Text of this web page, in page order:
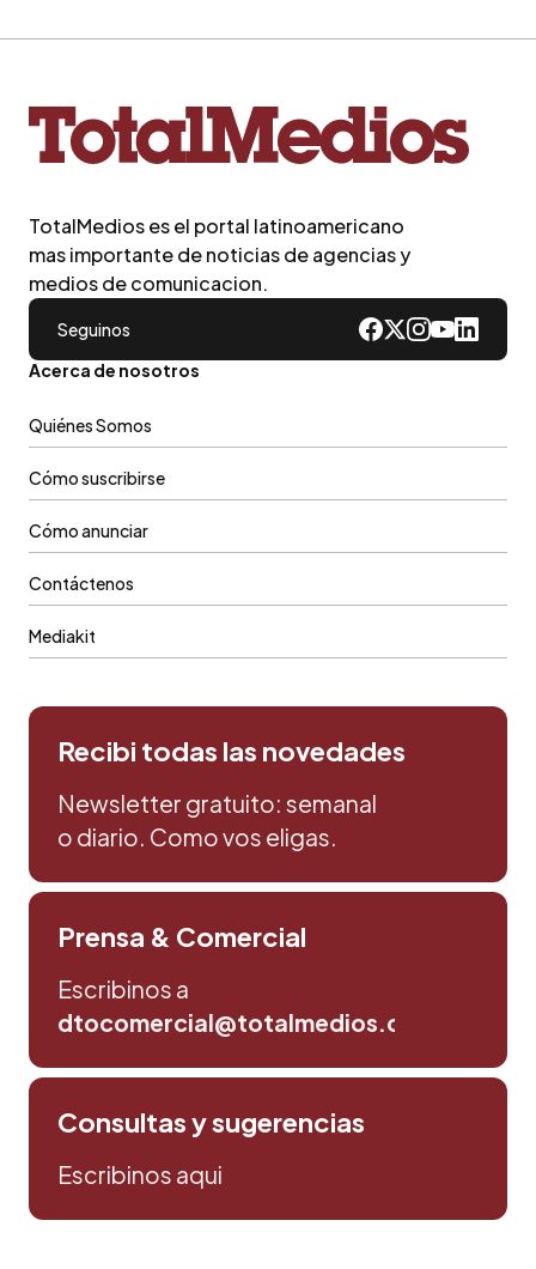
TotalMedios es el portal latinoamericano
mas importante de noticias de agencias y
medios de comunicacion.
Seguinos
Acerca de nosotros
Quiénes Somos
Cómo suscribirse
Cómo anunciar
Contáctenos
Mediakit
Recibi todas las novedades
Newsletter gratuito: semanal
o diario. Como vos eligas.
Prensa & Comercial
Escribinos a
dtocomercial@totalmedios.com
Consultas y sugerencias
Escribinos aqui